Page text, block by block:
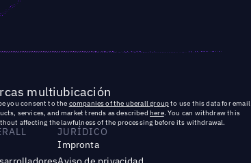
multiubicación
you consent to the companies of the uberall groupto use this data for email
services, and market trends as described here. You can withdraw this
affecting the lawfulness of the processing before its withdrawal.
JURÍDICO
Impronta